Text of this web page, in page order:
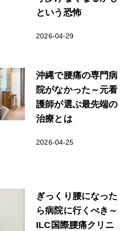
という恐怖
2026-04-29
沖縄で腰痛の専門病
院がなかった～元看
護師が選ぶ最先端の
治療とは
2026-04-25
ぎっくり腰になった
ら病院に行くべき～
ILC国際腰痛クリニ